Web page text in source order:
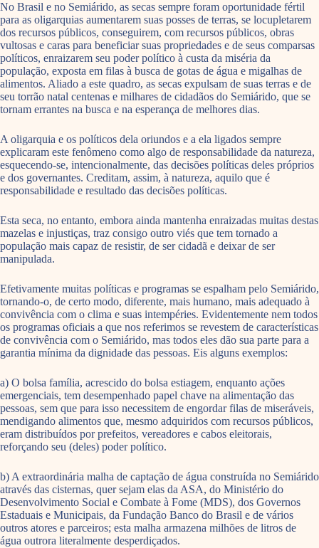
No Brasil e no Semiárido, as secas sempre foram oportunidade fértil
para as oligarquias aumentarem suas posses de terras, se locupletarem
dos recursos públicos, conseguirem, com recursos públicos, obras
vultosas e caras para beneficiar suas propriedades e de seus comparsas
políticos, enraizarem seu poder político à custa da miséria da
população, exposta em filas à busca de gotas de água e migalhas de
alimentos. Aliado a este quadro, as secas expulsam de suas terras e de
seu torrão natal centenas e milhares de cidadãos do Semiárido, que se
tornam errantes na busca e na esperança de melhores dias.
A oligarquia e os políticos dela oriundos e a ela ligados sempre
explicaram este fenômeno como algo de responsabilidade da natureza,
esquecendo-se, intencionalmente, das decisões políticas deles próprios
e dos governantes. Creditam, assim, à natureza, aquilo que é
responsabilidade e resultado das decisões políticas.
Esta seca, no entanto, embora ainda mantenha enraizadas muitas destas
mazelas e injustiças, traz consigo outro viés que tem tornado a
população mais capaz de resistir, de ser cidadã e deixar de ser
manipulada.
Efetivamente muitas políticas e programas se espalham pelo Semiárido,
tornando-o, de certo modo, diferente, mais humano, mais adequado à
convivência com o clima e suas intempéries. Evidentemente nem todos
os programas oficiais a que nos referimos se revestem de características
de convivência com o Semiárido, mas todos eles dão sua parte para a
garantia mínima da dignidade das pessoas. Eis alguns exemplos:
a) O bolsa família, acrescido do bolsa estiagem, enquanto ações
emergenciais, tem desempenhado papel chave na alimentação das
pessoas, sem que para isso necessitem de engordar filas de miseráveis,
mendigando alimentos que, mesmo adquiridos com recursos públicos,
eram distribuídos por prefeitos, vereadores e cabos eleitorais,
reforçando seu (deles) poder político.
b) A extraordinária malha de captação de água construída no Semiárido
através das cisternas, quer sejam elas da ASA, do Ministério do
Desenvolvimento Social e Combate à Fome (MDS), dos Governos
Estaduais e Municipais, da Fundação Banco do Brasil e de vários
outros atores e parceiros; esta malha armazena milhões de litros de
água outrora literalmente desperdiçados.